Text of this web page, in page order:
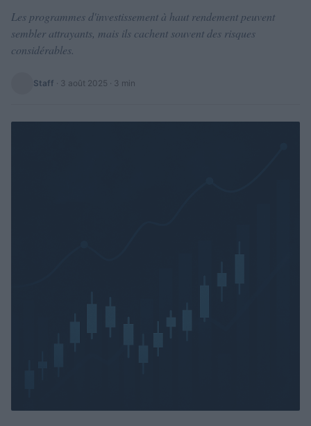
Les programmes d'investissement à haut rendement peuvent
sembler attrayants, mais ils cachent souvent des risques
considérables.
Staff · 3 août 2025 · 3 min